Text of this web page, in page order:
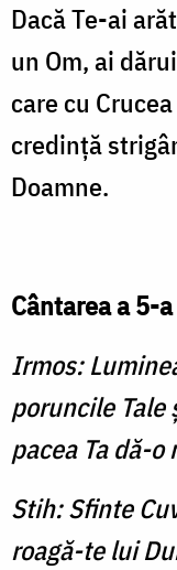
Dacă Te-ai
un Om, ai
care cu
credinţă
Doamne.
Cântarea a 5-a
Irmos:
po­run­cile Tale
pacea Ta dă-
Stih: Sfinte
roagă-te lui